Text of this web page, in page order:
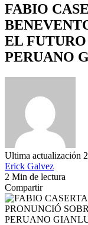
FABIO
EL
PERUANO
Ultima actualización
Erick Galvez
2 Min de lectura
Compartir